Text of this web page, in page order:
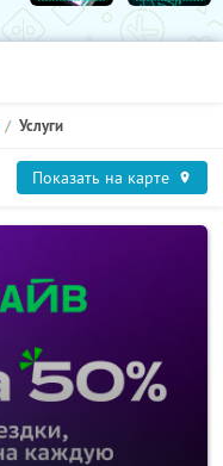
Услуги
Показать на карте